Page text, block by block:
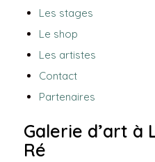
Les stages
Le shop
Les artistes
Contact
Partenaires
Galerie d’art à
Ré